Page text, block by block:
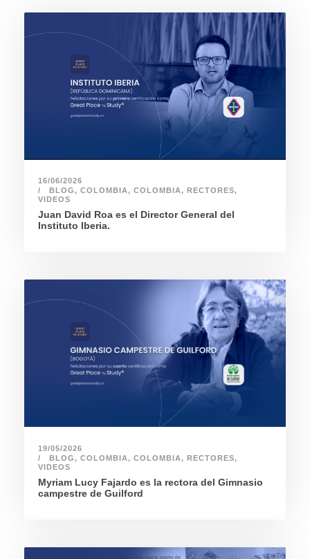
16/06/2026
BLOG, COLOMBIA, COLOMBIA, RECTORES,
VIDEOS
Juan David Roa es el Director General del
Instituto Iberia.
19/05/2026
BLOG, COLOMBIA, COLOMBIA, RECTORES,
VIDEOS
Myriam Lucy Fajardo es la rectora del Gimnasio
campestre de Guilford